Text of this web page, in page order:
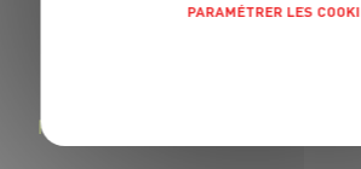
GRAND FRAIS, LE
RÉGIONAUX SAVOUREUX ET DES
PARAMÉTRER LES